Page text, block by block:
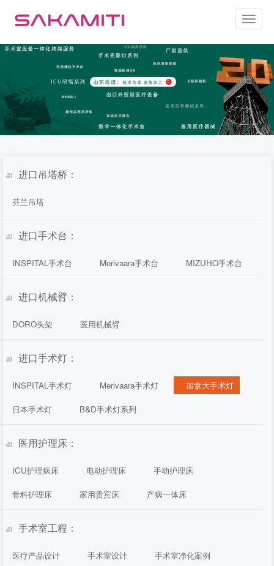
Toggle
进口吊塔桥：
芬兰吊塔
进口手术台：
INSPITAL手术台 Merivaara手术台 MIZUHO手术台
进口机械臂：
DORO头架 医用机械臂
进口手术灯：
INSPITAL手术灯 Merivaara手术灯 加拿大手术灯
日本手术灯 B&D手术灯系列
医用护理床：
ICU护理病床 电动护理床 手动护理床
骨科护理床 家用贵宾床 产病一体床
手术室工程：
医疗产品设计 手术室设计 手术室净化案例